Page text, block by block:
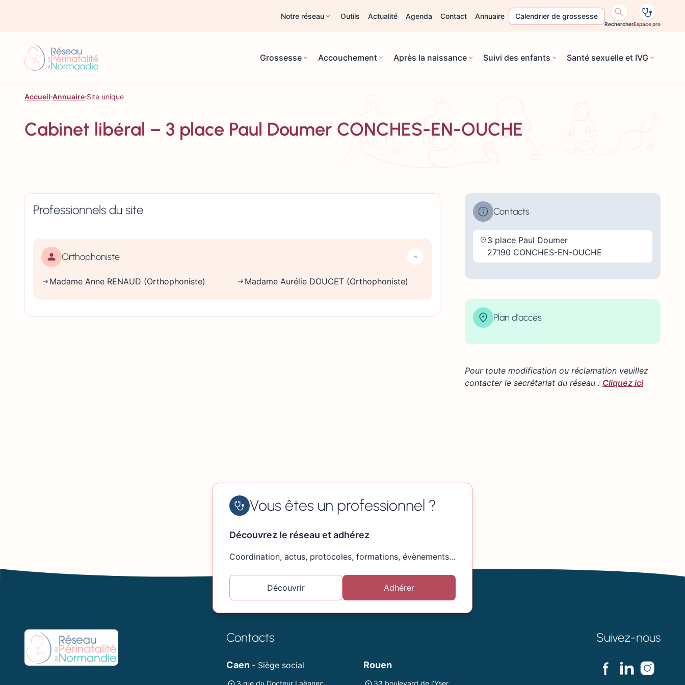
Notre réseau Outils Actualité Agenda Contact Annuaire Calendrier de grossesse
RechercherEspace pro
Grossesse Accouchement Après la naissance Suivi des enfants Santé sexuelle et IVG
Accueil Annuaire Site unique
Cabinet libéral – 3 place Paul Doumer CONCHES-EN-OUCHE
Professionnels du site
Orthophoniste
Madame Anne RENAUD (Orthophoniste) Madame Aurélie DOUCET (Orthophoniste)
Contacts
3 place Paul Doumer
27190 CONCHES-EN-OUCHE
Plan d'accès
×
−
Pour toute modification ou réclamation veuillez
contacter le secrétariat du réseau : Cliquez ici
Vous êtes un professionnel ?
Découvrez le réseau et adhérez
Coordination, actus, protocoles, formations, évènements…
Découvrir Adhérer
Contacts
Caen - Siège social
3 rue du Docteur Laënnec
Rouen
33 boulevard de l’Yser
Suivez-nous